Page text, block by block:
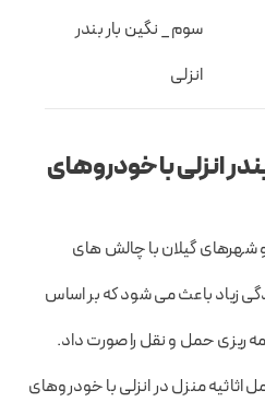
سوم_ نگین بار بندر
انزلی
انزلی با خودروهای
و شهرهای گیلان با چالش های
زیاد باعث می شود که بر اساس
ریزی حمل و نقل را صورت داد.
اثاثیه منزل در انزلی با خودروهای